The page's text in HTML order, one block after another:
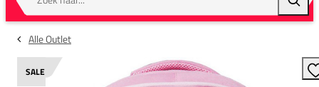
Alle Outlet
SALE